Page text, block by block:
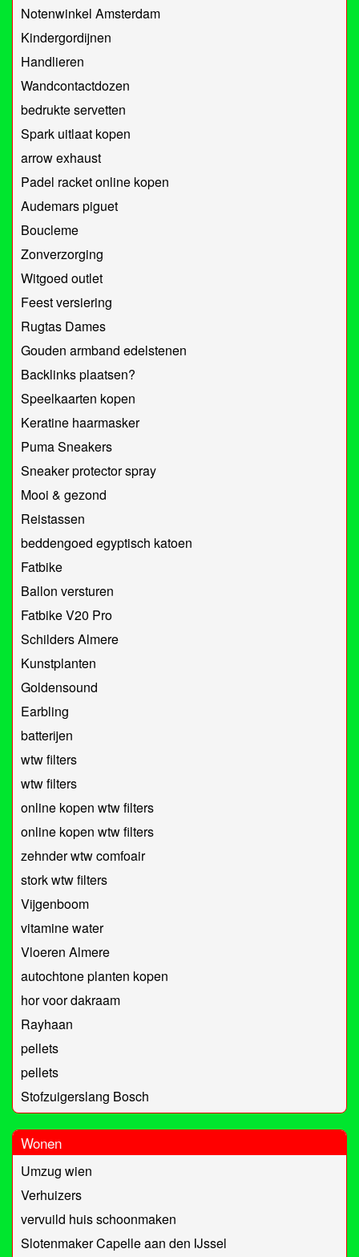
Notenwinkel Amsterdam
Kindergordijnen
Handlieren
Wandcontactdozen
bedrukte servetten
Spark uitlaat kopen
arrow exhaust
Padel racket online kopen
Audemars piguet
Boucleme
Zonverzorging
Witgoed outlet
Feest versiering
Rugtas Dames
Gouden armband edelstenen
Backlinks plaatsen?
Speelkaarten kopen
Keratine haarmasker
Puma Sneakers
Sneaker protector spray
Mooi & gezond
Reistassen
beddengoed egyptisch katoen
Fatbike
Ballon versturen
Fatbike V20 Pro
Schilders Almere
Kunstplanten
Goldensound
Earbling
batterijen
wtw filters
wtw filters
online kopen wtw filters
online kopen wtw filters
zehnder wtw comfoair
stork wtw filters
Vijgenboom
vitamine water
Vloeren Almere
autochtone planten kopen
hor voor dakraam
Rayhaan
pellets
pellets
Stofzuigerslang Bosch
Wonen
Umzug wien
Verhuizers
vervuild huis schoonmaken
Slotenmaker Capelle aan den IJssel